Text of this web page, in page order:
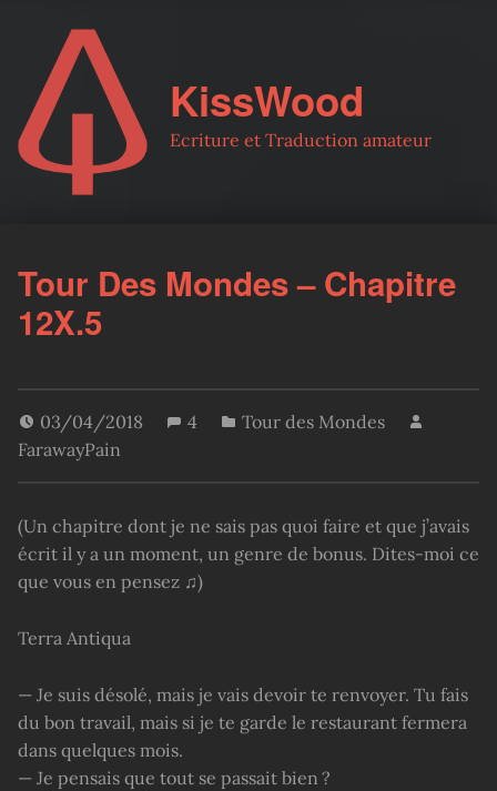
KissWood
Ecriture et Traduction amateur
Tour Des Mondes – Chapitre
12X.5
03/04/2018 4
Tour des Mondes
FarawayPain
(Un chapitre dont je ne sais pas quoi faire et que j’avais
écrit il y a un moment, un genre de bonus. Dites-moi ce
que vous en pensez ♫)
Terra Antiqua
— Je suis désolé, mais je vais devoir te renvoyer. Tu fais
du bon travail, mais si je te garde le restaurant fermera
dans quelques mois.
— Je pensais que tout se passait bien ?